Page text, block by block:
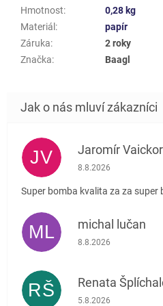
Hmotnost:
0,28 kg
Materiál :
papír
Záruka:
2 roky
Značka: Baagl
JV Jaromír
Hodnocení obchodu
8.8.2026
Super bomba kvalita za za super
ML michal lučan
Hodnocení obchodu
8.8.2026
RŠ Renata
Hodnocení obchodu
5.8.2026